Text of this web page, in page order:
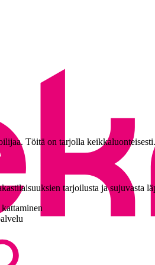
Töitä on tarjolla keikkaluonteisesti.
tarjoilusta ja sujuvasta